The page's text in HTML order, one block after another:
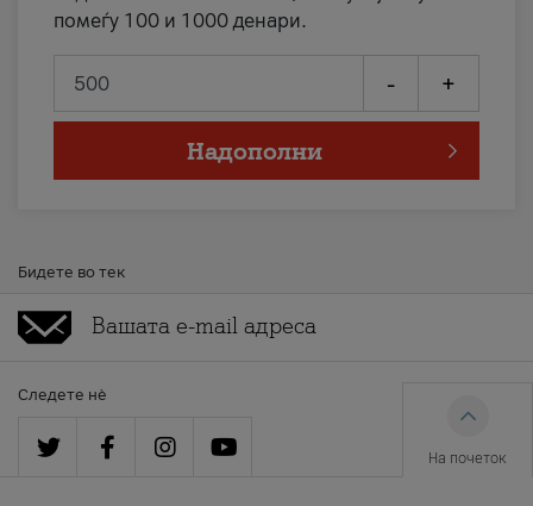
помеѓу 100 и 1000 денари.
- +
Надополни
Бидете во тек
Следете нè
На почеток